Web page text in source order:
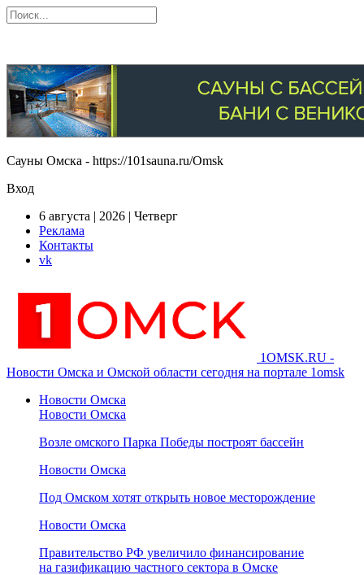
Сауны Омска - https://101sauna.ru/Omsk
Вход
6 августа | 2026 | Четверг
Реклама
Контакты
vk
1OMSK.RU -
Новости Омска и Омской области сегодня на портале 1omsk
Новости Омска
Новости Омска
Возле омского Парка Победы построят бассейн
Новости Омска
Под Омском хотят открыть новое месторождение
Новости Омска
Правительство РФ увеличило финансирование
на газификацию частного сектора в Омске